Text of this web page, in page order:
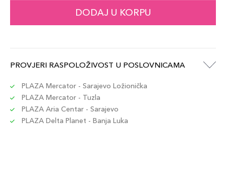
DODAJ U KORPU
PROVJERI RASPOLOŽIVOST U POSLOVNICAMA
PLAZA Mercator - Sarajevo Ložionička
PLAZA Mercator - Tuzla
PLAZA Aria Centar - Sarajevo
PLAZA Delta Planet - Banja Luka